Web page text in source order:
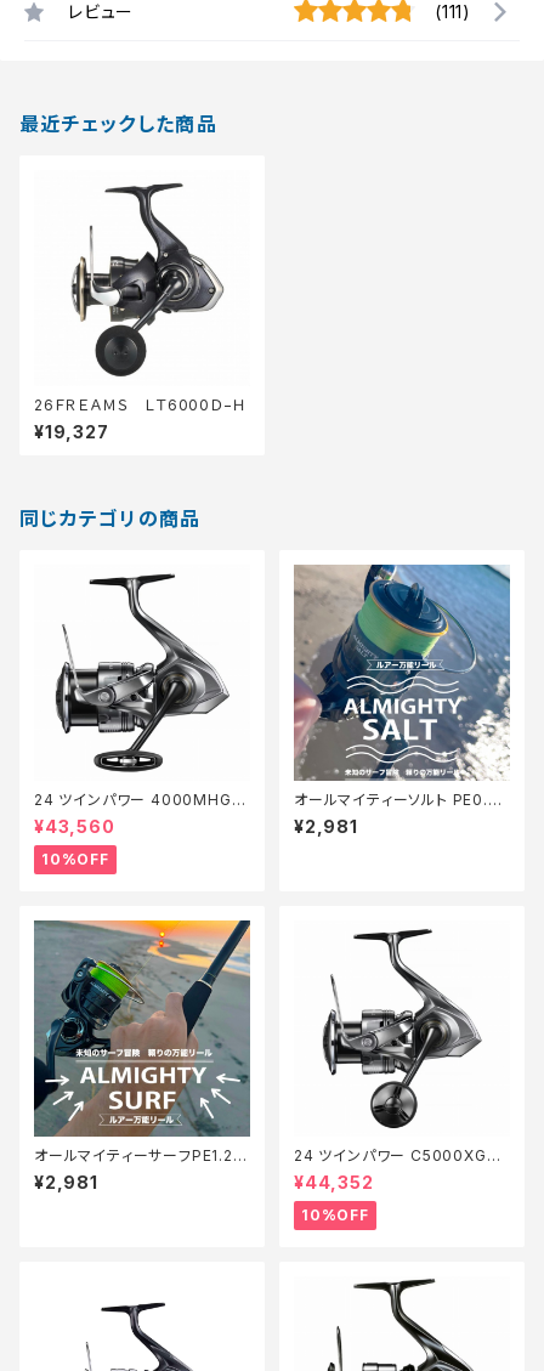
レビュー (111)
最近チェックした商品
26ＦＲＥＡＭＳ ＬＴ6000Ｄ−Ｈ
¥19,327
同じカテゴリの商品
24 ツインパワー 4000MHG
【継続セール_リール】【10】
¥43,560
10%OFF
オールマイティーソルト PE0.8
号150m Tオリ
¥2,981
オールマイティーサーフPE1.2 2
00m【Tオリ】
¥2,981
24 ツインパワー C5000XG
【継続セール_リール】【10】
¥44,352
10%OFF